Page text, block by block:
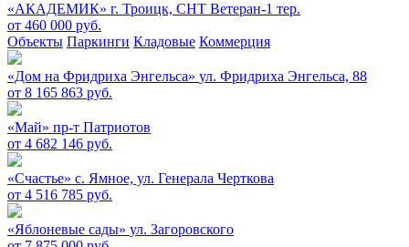
«АКАДЕМИК» г. Троицк, СНТ Ветеран-1 тер.
от 460 000 руб.
Объекты Паркинги Кладовые Коммерция
«Дом на Фридриха Энгельса» ул. Фридриха Энгельса, 88
от 8 165 863 руб.
«Май» пр-т Патриотов
от 4 682 146 руб.
«Счастье» c. Ямное, ул. Генерала Черткова
от 4 516 785 руб.
«Яблоневые сады» ул. Загоровского